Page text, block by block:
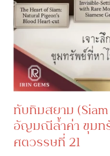
ทับทิมสยาม (Siam
อัญมณีล้ำค่า ขุมท
ศตวรรษที่ 21